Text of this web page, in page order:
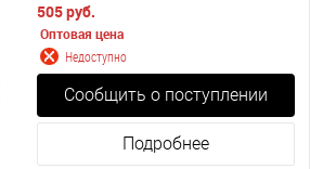
505 руб.
Оптовая цена
Недоступно
Сообщить о поступлении
Подробнее